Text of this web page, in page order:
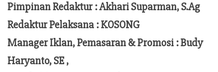
Pimpinan Redaktur :Akhari Suparman, S.Ag
Redaktur Pelaksana :KOSONG
Manager Iklan, Pemasaran & Promosi :Budy
Haryanto, SE ,